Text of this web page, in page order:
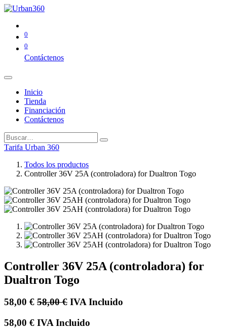
0
0
Contáctenos
Inicio
Tienda
Financiación
Contáctenos
Tarifa Urban 360
Todos los productos
Controller 36V 25A (controladora) for Dualtron Togo
Controller 36V 25A (controladora) for
Dualtron Togo
58,00 € 58,00€ IVA Incluido
58,00 € IVA Incluido